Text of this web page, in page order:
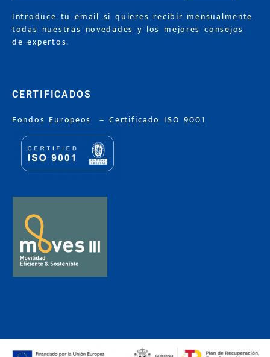
Introduce tu email si quieres recibir mensualmente
todas nuestras novedades y los mejores consejos
de expertos.
CERTIFICADOS
Fondos Europeos –Certificado ISO 9001